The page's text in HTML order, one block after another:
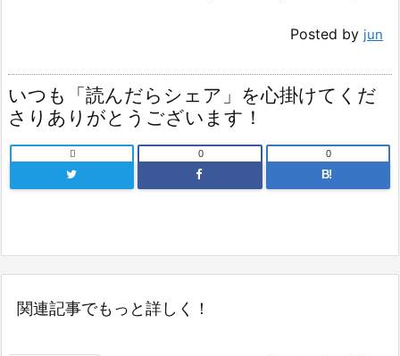
Posted by jun
いつも「読んだらシェア」を心掛けてくだ
さりありがとうございます！
 0
B!
0
関連記事でもっと詳しく！